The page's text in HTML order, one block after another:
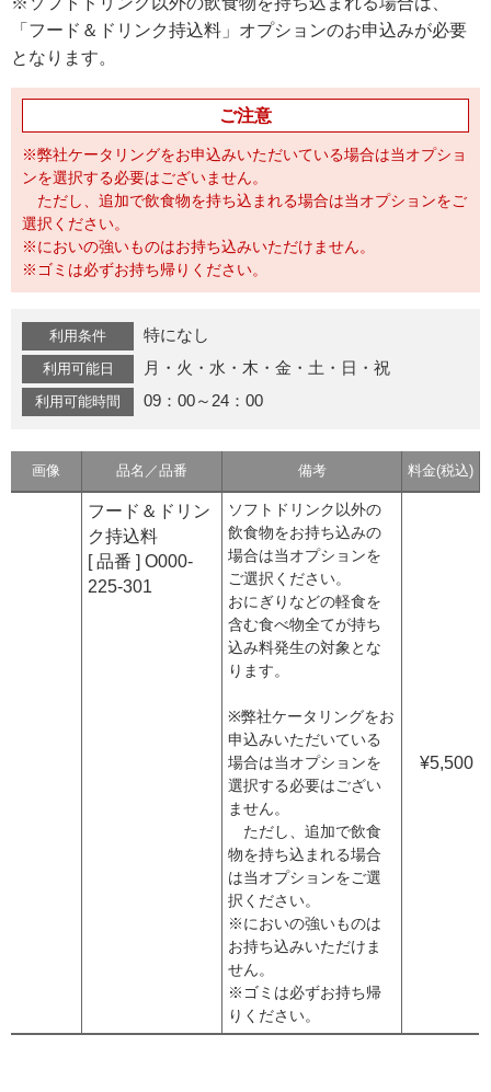
「フード＆ドリンク持込料」オプションのお申込みが必要
となります。
ご注意
※弊社ケータリングをお申込みいただいている場合は当オプショ
ンを選択する必要はございません。
ただし、追加で飲食物を持ち込まれる場合は当オプションをご
選択ください。
※においの強いものはお持ち込みいただけません。
※ゴミは必ずお持ち帰りください。
利用条件 特になし
利用可能日 月・火・水・木・金・土・日・祝
利用可能時間 09：00～24：00
画像 品名／品番 備考 料金(税込)
フード＆ドリン
ク持込料
[ 品番 ] O000-
225-301
ソフトドリンク以外の
飲食物をお持ち込みの
場合は当オプションを
ご選択ください。
おにぎりなどの軽食を
含む食べ物全てが持ち
込み料発生の対象とな
ります。
※弊社ケータリングをお
申込みいただいている
場合は当オプションを
選択する必要はござい
ません。
ただし、追加で飲食
物を持ち込まれる場合
は当オプションをご選
択ください。
※においの強いものは
お持ち込みいただけま
せん。
※ゴミは必ずお持ち帰
りください。
¥5,500